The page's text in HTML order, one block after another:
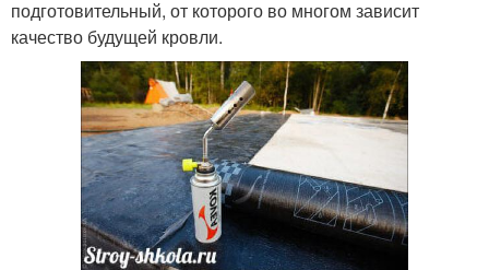
подготовительный, от которого во многом зависит
качество будущей кровли.